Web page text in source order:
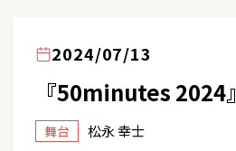
2024/07/13
『50minutes 2024』
舞台 松永 幸士